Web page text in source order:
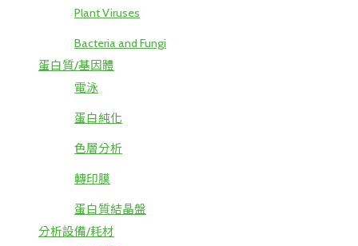
Plant Viruses
Bacteria and Fungi
蛋白質/基因體
電泳
蛋白純化
色層分析
轉印膜
蛋白質結晶盤
分析設備/耗材